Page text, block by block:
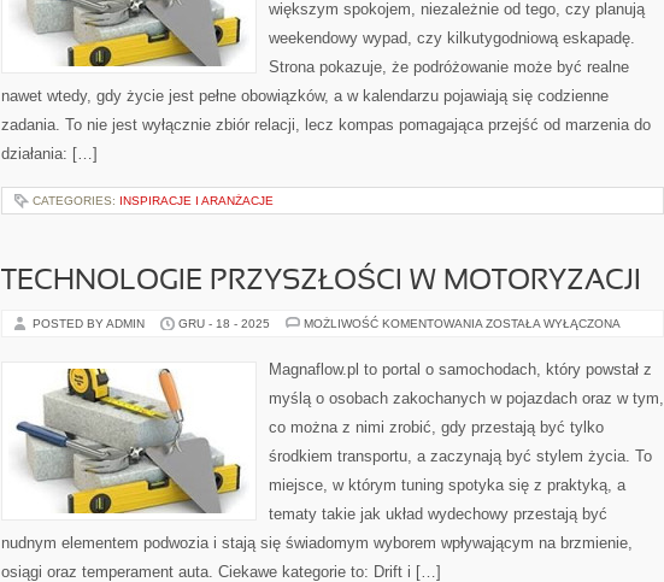
większym spokojem, niezależnie od tego, czy planują
weekendowy wypad, czy kilkutygodniową eskapadę.
Strona pokazuje, że podróżowanie może być realne
nawet wtedy, gdy życie jest pełne obowiązków, a w kalendarzu pojawiają się codzienne
zadania. To nie jest wyłącznie zbiór relacji, lecz kompas pomagająca przejść od marzenia do
działania: […]
CATEGORIES: INSPIRACJE I ARANŻACJE
TECHNOLOGIE PRZYSZŁOŚCI W MOTORYZACJI
POSTED BY ADMIN GRU - 18 - 2025 MOŻLIWOŚĆ KOMENTOWANIA TECHNOLOGIE
MOTORYZACJI
ZOSTAŁA WYŁĄCZONA
Magnaflow.pl to portal o samochodach, który powstał z
myślą o osobach zakochanych w pojazdach oraz w tym,
co można z nimi zrobić, gdy przestają być tylko
środkiem transportu, a zaczynają być stylem życia. To
miejsce, w którym tuning spotyka się z praktyką, a
tematy takie jak układ wydechowy przestają być
nudnym elementem podwozia i stają się świadomym wyborem wpływającym na brzmienie,
osiągi oraz temperament auta. Ciekawe kategorie to: Drift i […]